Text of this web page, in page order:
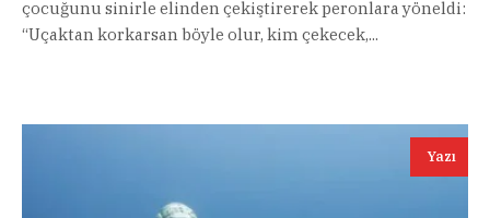
çocuğunu sinirle elinden çekiştirerek peronlara yöneldi:
“Uçaktan korkarsan böyle olur, kim çekecek,...
Yazı